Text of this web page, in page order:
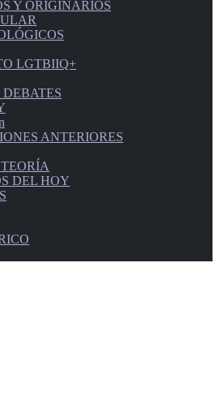
Y ORIGINARIOS
LGTBIIQ+
ANTERIORES
DEL HOY